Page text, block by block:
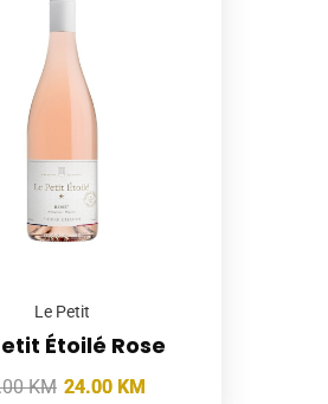
Le Petit
Étoilé Rose
KM 24.00 KM